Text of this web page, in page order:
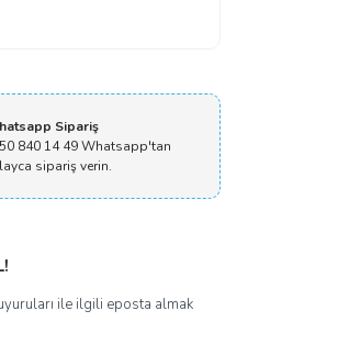
Sipariş
840 14 49 Whatsapp'tan
sipariş verin.
ile ilgili eposta almak